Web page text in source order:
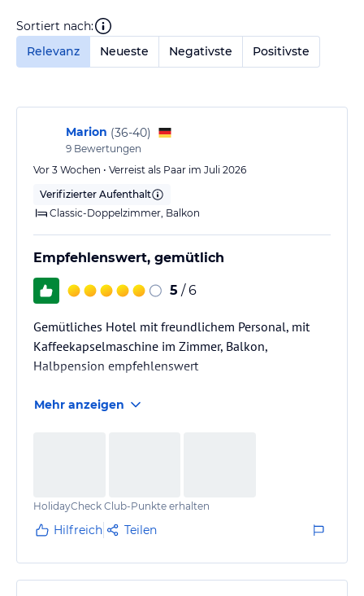
Sortiert nach:
Relevanz
Neueste Negativste Positivste
Marion (36-40)
9 Bewertungen
Vor 3 Wochen • Verreist als Paar im Juli 2026
Verifizierter Aufenthalt
Classic-Doppelzimmer, Balkon
Empfehlenswert, gemütlich
5 / 6
Gemütliches Hotel mit freundlichem Personal, mit
Kaffeekapselmaschine im Zimmer, Balkon,
Halbpension empfehlenswert
Mehr anzeigen
HolidayCheck Club-Punkte erhalten
Hilfreich Teilen